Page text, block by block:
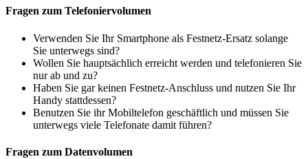
Fragen zum Telefoniervolumen
Verwenden Sie Ihr Smartphone als Festnetz-Ersatz solange
Sie unterwegs sind?
Wollen Sie hauptsächlich erreicht werden und telefonieren Sie
nur ab und zu?
Haben Sie gar keinen Festnetz-Anschluss und nutzen Sie Ihr
Handy stattdessen?
Benutzen Sie ihr Mobiltelefon geschäftlich und müssen Sie
unterwegs viele Telefonate damit führen?
Fragen zum Datenvolumen